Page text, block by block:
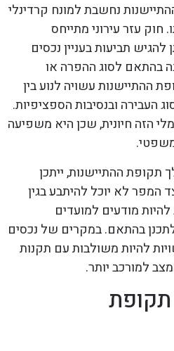
נחשבת למונח קרדינלי
עזר עירוני מתייחס
תביעות בעניין נכסים
בהתאם לסוג ההפרה או
ההתיישנות עשויה לנוע בין
העבירה ובנסיבות הספציפיות.
הזה חיונית, שכן היא משפיעה
ההתיישנות, ייתכן
לא יוכל להיתבע בגין
מודעים למועדים
בהתאם. במקרים של נכסים
להיות משולבות עם תקנות
למורכב יותר.